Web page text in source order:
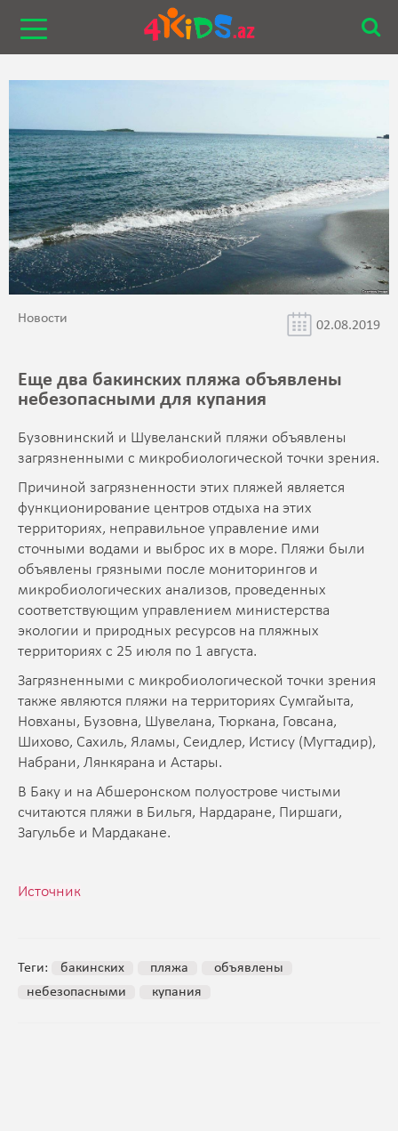
Новости 02.08.2019
Еще два бакинских пляжа объявлены
небезопасными для купания
Бузовнинский и Шувеланский пляжи объявлены
загрязненными с микробиологической точки зрения.
Причиной загрязненности этих пляжей является
функционирование центров отдыха на этих
территориях, неправильное управление ими
сточными водами и выброс их в море. Пляжи были
объявлены грязными после мониторингов и
микробиологических анализов, проведенных
соответствующим управлением министерства
экологии и природных ресурсов на пляжных
территориях с 25 июля по 1 августа.
Загрязненными с микробиологической точки зрения
также являются пляжи на территориях Сумгайыта,
Новханы, Бузовна, Шувелана, Тюркана, Говсана,
Шихово, Сахиль, Яламы, Сеидлер, Истису (Мугтадир),
Набрани, Лянкярана и Астары.
В Баку и на Абшеронском полуострове чистыми
считаются пляжи в Бильгя, Нардаране, Пиршаги,
Загульбе и Мардакане.
Источник
Теги: бакинских пляжа
объявлены
небезопасными
купания